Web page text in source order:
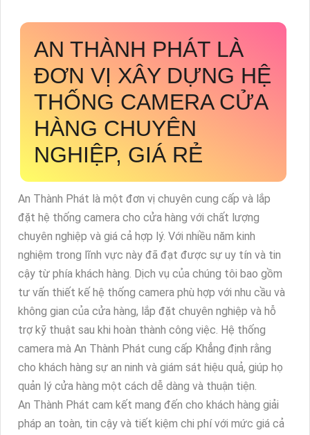
AN THÀNH PHÁT LÀ
ĐƠN VỊ XÂY DỰNG HỆ
THỐNG CAMERA CỬA
HÀNG CHUYÊN
NGHIỆP, GIÁ RẺ
An Thành Phát là một đơn vị chuyên cung cấp và lắp
đặt hệ thống camera cho cửa hàng với chất lượng
chuyên nghiệp và giá cả hợp lý. Với nhiều năm kinh
nghiệm trong lĩnh vực này đã đạt được sự uy tín và tin
cậy từ phía khách hàng. Dịch vụ của chúng tôi bao gồm
tư vấn thiết kế hệ thống camera phù hợp với nhu cầu và
không gian của cửa hàng, lắp đặt chuyên nghiệp và hỗ
trợ kỹ thuật sau khi hoàn thành công việc. Hệ thống
camera mà An Thành Phát cung cấp Khẳng định rằng
cho khách hàng sự an ninh và giám sát hiệu quả, giúp họ
quản lý cửa hàng một cách dễ dàng và thuận tiện.
An Thành Phát cam kết mang đến cho khách hàng giải
pháp an toàn, tin cậy và tiết kiệm chi phí với mức giá cả